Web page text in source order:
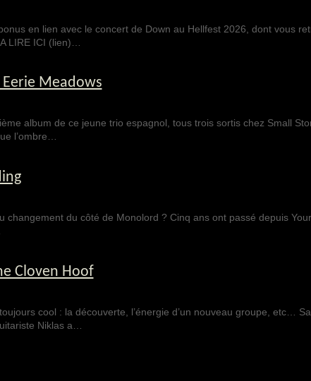
en lien avec le concert de Down au Hellfest 2026, dont vous
LIRE ICI (lien)…
Meadows
album de ce jeune trio espagnol, tous trois sortis chez Small
l’ombre…
changement du côté de Monolord ? Cinq ans ont passé depuis
Cloven Hoof
cool : la découverte, l’énergie d’un nouveau groupe, etc…
Niklas a…